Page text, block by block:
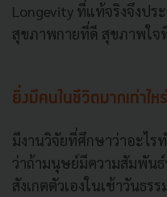
Longevity ที่แท้จริงจึงปร
สุขภาพกายที่ดี สุขภาพใ
ยิ่งมีคนในชีวิตมากเท่าไ
มีงานวิจัยที่ศึกษาว่าอะไ
ว่าถ้ามนุษย์มีความสัมพัน
สังเกตตัวเองในเช้าวันธ